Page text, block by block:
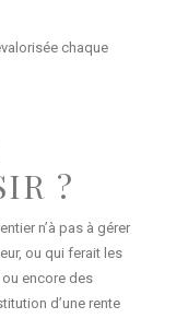
chaque
?
n’à pas à gérer
ou qui ferait les
encore des
d’une rente